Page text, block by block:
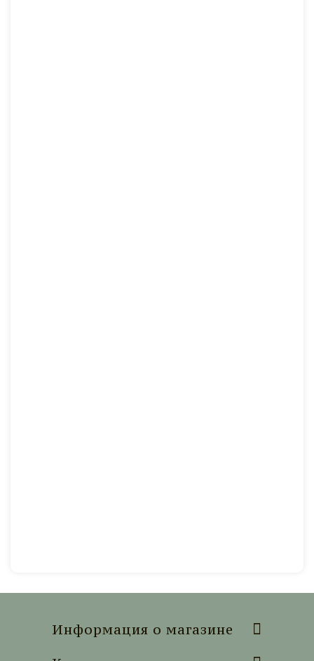
Информация о магазине